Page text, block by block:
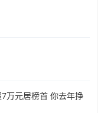
万元居榜首 你去年挣